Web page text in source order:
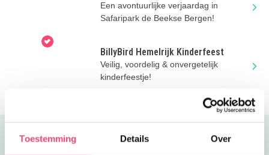
Toestemming Details Over
Kinderfeestje
Een avontuurlijke verjaardag in
Safaripark de Beekse Bergen!
BillyBird Hemelrijk Kinderfeest
Veilig, voordelig & onvergetelijk
kinderfeestje!
Uitgelicht